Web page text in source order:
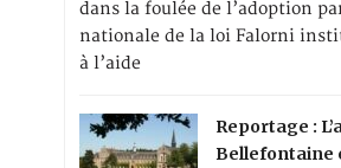
dans la foulée de l’adoption
nationale de la loi Falorni
à l’aide
Reportage :
Bellefontaine